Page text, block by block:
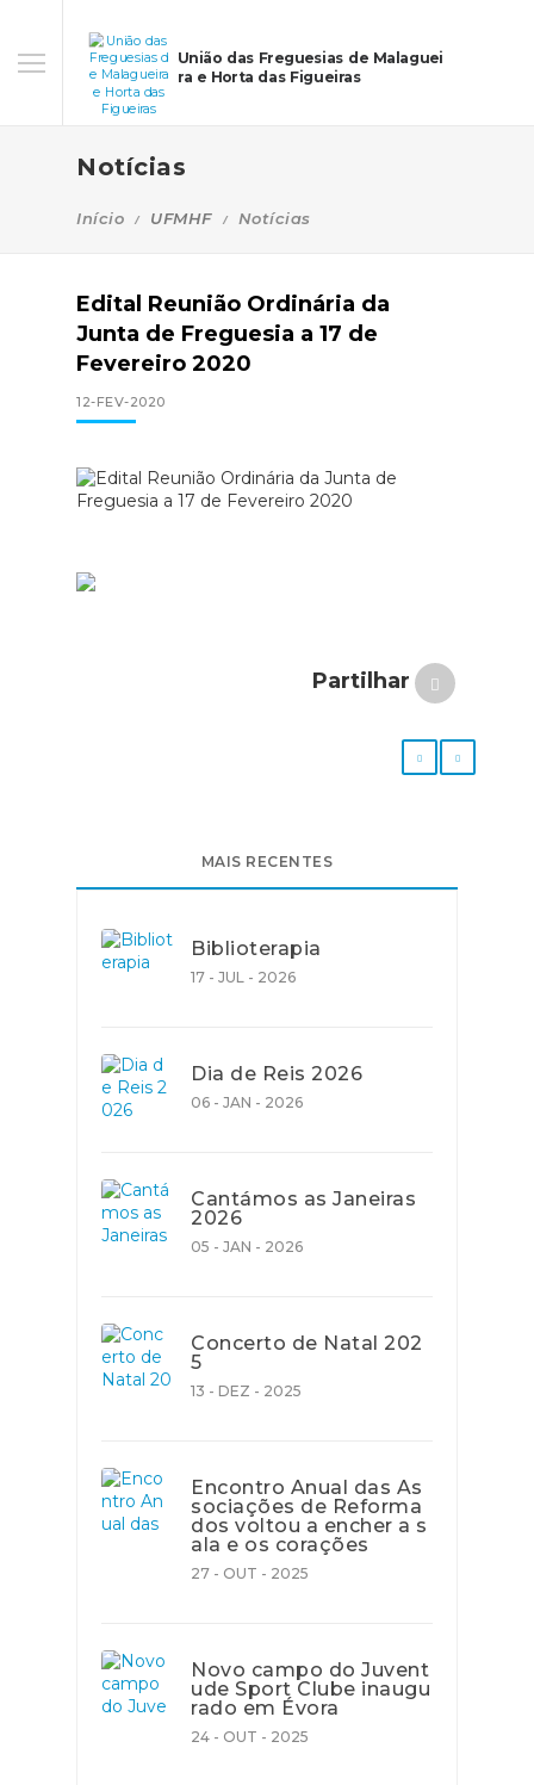
União das Freguesias de Malaguei
ra e Horta das Figueiras
Notícias
Início UFMHF Notícias
Edital Reunião Ordinária da
Junta de Freguesia a 17 de
Fevereiro 2020
12-FEV-2020
Partilhar
MAIS RECENTES
Biblioterapia
17 - JUL - 2026
Dia de Reis 2026
06 - JAN - 2026
Cantámos as Janeiras
2026
05 - JAN - 2026
Concerto de Natal 202
5
13 - DEZ - 2025
Encontro Anual das As
sociações de Reforma
dos voltou a encher a s
ala e os corações
27 - OUT - 2025
Novo campo do Juvent
ude Sport Clube inaugu
rado em Évora
24 - OUT - 2025